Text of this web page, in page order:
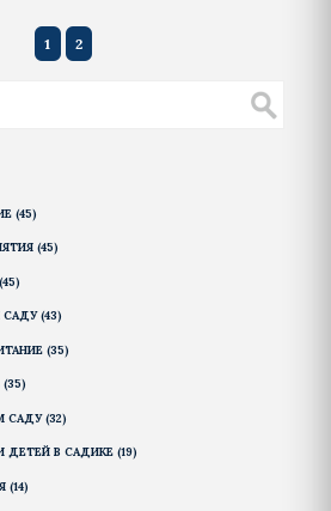
а также поддерживает
интереса к новым играм.
каждый ребенок развивается
стоит поддерживать
советы и рекомендации
первых
1 2
(45)
(45)
(45)
САДУ(43)
(35)
(35)
САДУ(32)
ДЕТЕЙ В САДИКЕ (19)
(14)